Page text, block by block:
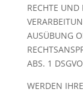
RECHTE UND
AUSÜBUNG
ABS. 1
WERDEN